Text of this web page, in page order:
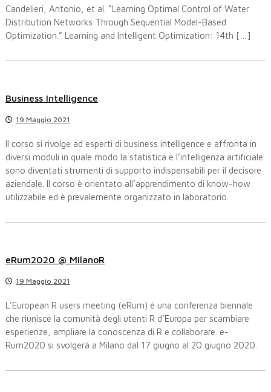
Candelieri, Antonio, et al. “Learning Optimal Control of Water
Distribution Networks Through Sequential Model-Based
Optimization.” Learning and Intelligent Optimization: 14th […]
Business Intelligence
19 Maggio 2021
Il corso si rivolge ad esperti di business intelligence e affronta in
diversi moduli in quale modo la statistica e l’intelligenza artificiale
sono diventati strumenti di supporto indispensabili per il decisore
aziendale. Il corso è orientato all’apprendimento di know-how
utilizzabile ed è prevalemente organizzato in laboratorio.
eRum2020 @ MilanoR
19 Maggio 2021
L’European R users meeting (eRum) è una conferenza biennale
che riunisce la comunità degli utenti R d’Europa per scambiare
esperienze, ampliare la conoscenza di R e collaborare. e-
Rum2020 si svolgerà a Milano dal 17 giugno al 20 giugno 2020.